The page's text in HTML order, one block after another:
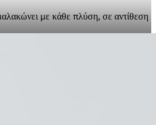
με κάθε πλύση, σε αντίθεση